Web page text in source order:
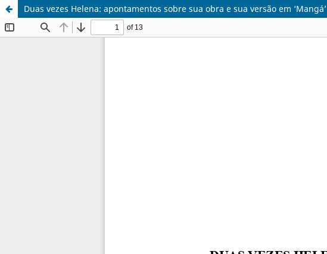
Duas vezes Helena: apontamentos sobre sua obra e sua versão em ‘Mangá’